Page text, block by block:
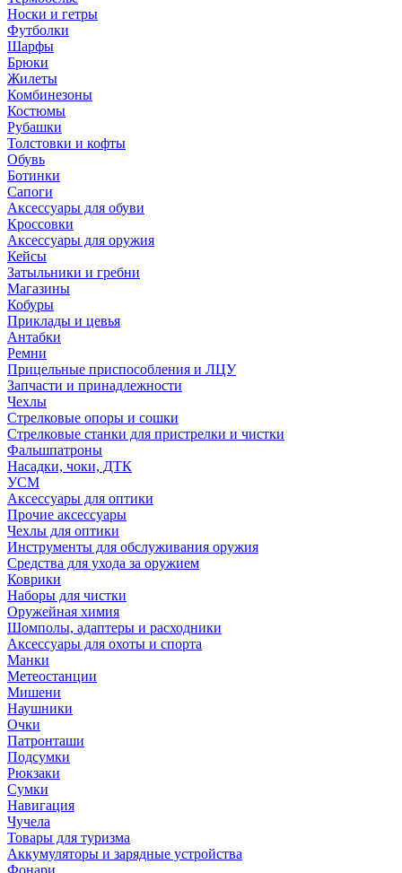
Носки и гетры
Футболки
Шарфы
Брюки
Жилеты
Комбинезоны
Костюмы
Рубашки
Толстовки и кофты
Обувь
Ботинки
Сапоги
Аксессуары для обуви
Кроссовки
Аксессуары для оружия
Кейсы
Затыльники и гребни
Магазины
Кобуры
Приклады и цевья
Антабки
Ремни
Прицельные приспособления и ЛЦУ
Запчасти и принадлежности
Чехлы
Стрелковые опоры и сошки
Стрелковые станки для пристрелки и чистки
Фальшпатроны
Насадки, чоки, ДТК
УСМ
Аксессуары для оптики
Прочие аксессуары
Чехлы для оптики
Инструменты для обслуживания оружия
Средства для ухода за оружием
Коврики
Наборы для чистки
Оружейная химия
Шомполы, адаптеры и расходники
Аксессуары для охоты и спорта
Манки
Метеостанции
Мишени
Наушники
Очки
Патронташи
Подсумки
Рюкзаки
Сумки
Навигация
Чучела
Товары для туризма
Аккумуляторы и зарядные устройства
Фонари